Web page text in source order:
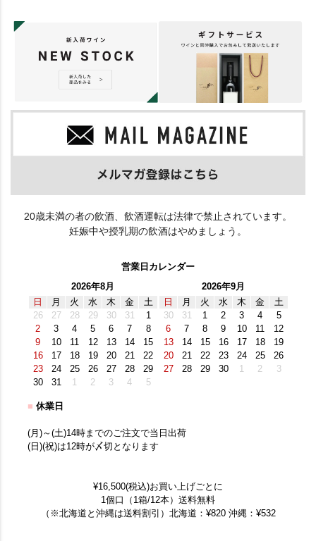
20歳未満の者の飲酒、飲酒運転は法律で禁止されています。
妊娠中や授乳期の飲酒はやめましょう。
営業日カレンダー
2026年8月
日
月 火 水 木 金
土
26
27 28 29 30 31
1
2
3 4 5 6 7
8
9
10 11 12 13 14
15
16
17 18 19 20 21
22
23
24 25 26 27 28
29
30
31 1 2 3 4 5
2026年9月
日
月 火 水 木 金
土
30
31 1 2 3 4
5
6
7 8 9 10 11
12
13
14 15 16 17 18
19
20
21 22 23 24 25
26
27
28 29 30 1 2 3
■ 休業日
(月)～(土)14時までのご注文で当日出荷
(日)(祝)は12時が〆切となります
¥16,500(税込)お買い上げごとに
1個口（1箱/12本）送料無料
（※北海道と沖縄は送料割引）北海道：¥820 沖縄：¥532